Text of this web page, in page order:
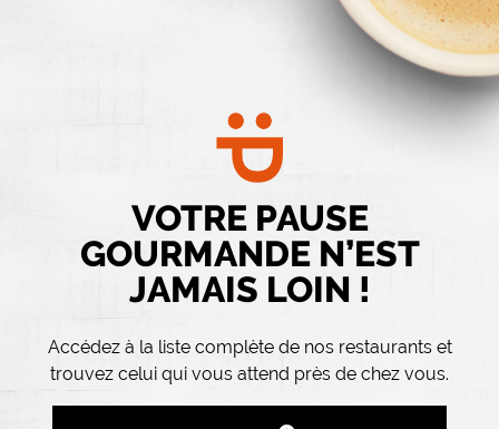
VOTRE PAUSE
GOURMANDE N’EST
JAMAIS LOIN !
Accédez à la liste complète de nos restaurants et
trouvez celui qui vous attend près de chez vous.